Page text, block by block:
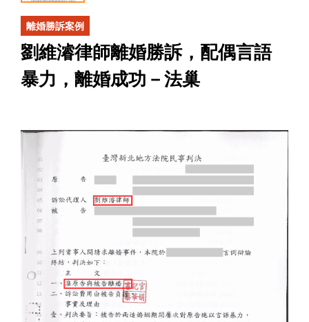
離婚勝訴案例
劉維濬律師離婚勝訴，配偶言語
暴力，離婚成功－法巢